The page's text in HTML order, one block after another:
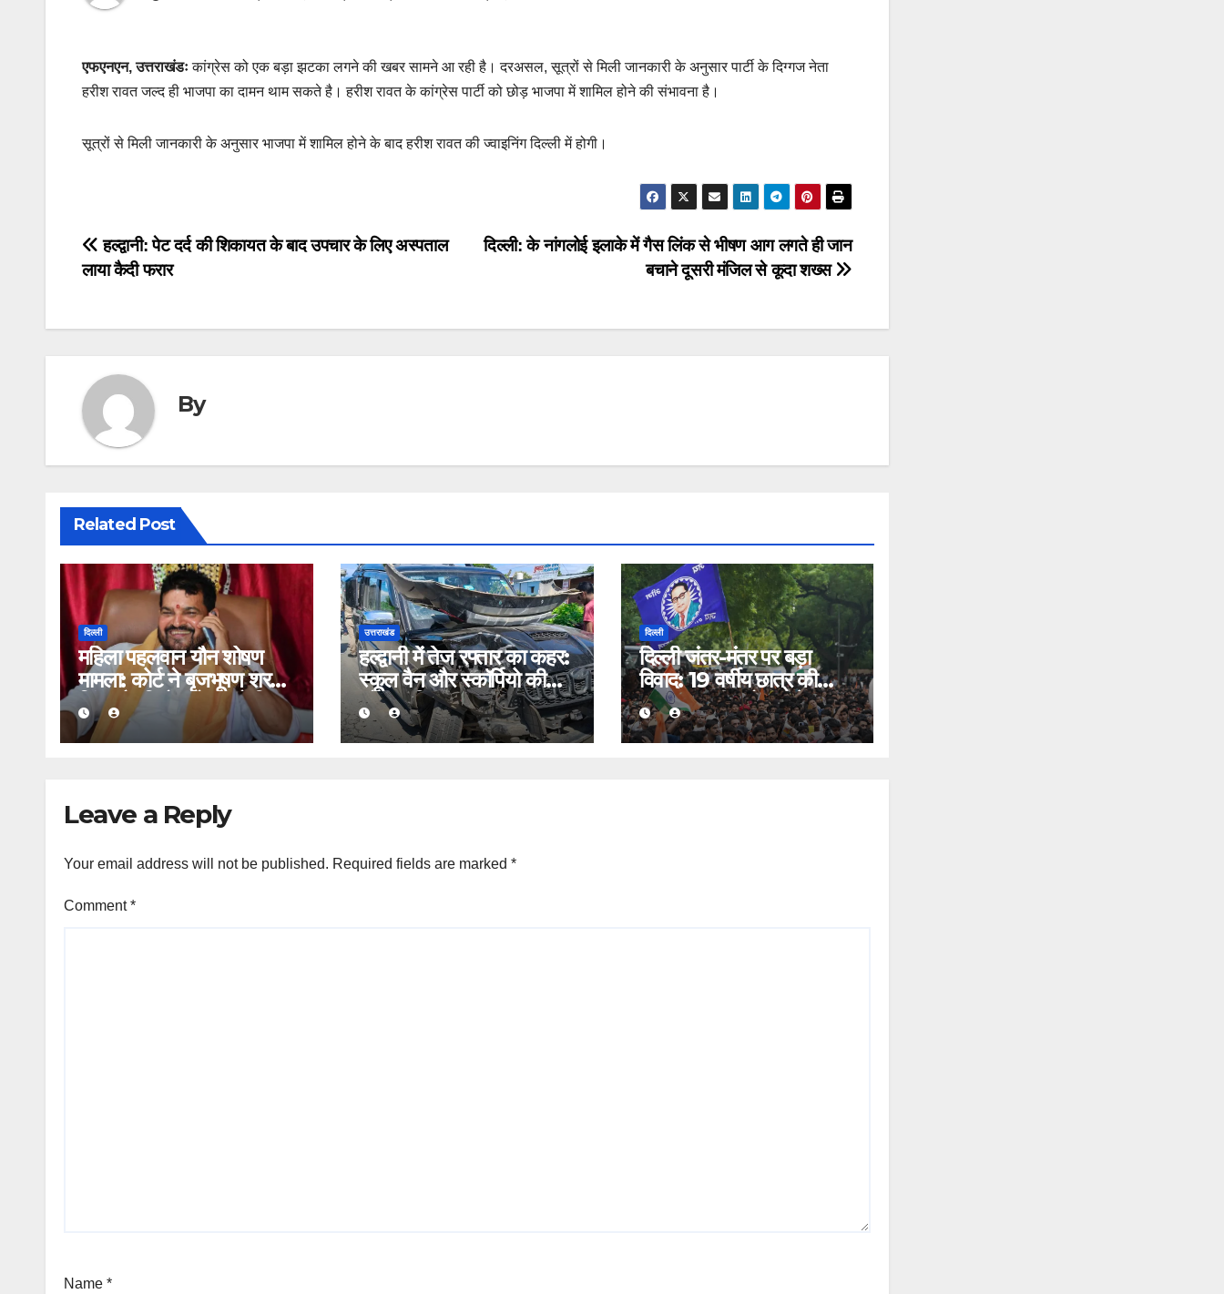
एफएनएन, उत्तराखंडःकांग्रेस को एक बड़ा झटका लगने की खबर सामने आ रही है। दरअसल, सूत्रों से मिली जानकारी के अनुसार पार्टी के दिग्गज नेता
हरीश रावत जल्द ही भाजपा का दामन थाम सकते है। हरीश रावत के कांग्रेस पार्टी को छोड़ भाजपा में शामिल होने की संभावना है।
सूत्रों से मिली जानकारी के अनुसार भाजपा में शामिल होने के बाद हरीश रावत की ज्वाइनिंग दिल्ली में होगी।
Post
navigation
दिल्ली: के नांगलोई इलाके में गैस लिंक से भीषण आग लगते ही जान
बचाने दूसरी मंजिल से कूदा शख्स
हल्द्वानी: पेट दर्द की शिकायत के बाद उपचार के लिए अस्पताल
लाया कैदी फरार
By
Related Post
दिल्ली
महिला पहलवान यौन शोषण
मामला: कोर्ट ने बृजभूषण शरण
सिंह और विनोद तोमर को किया
बरी
उत्तराखंड
हल्द्वानी में तेज रफ्तार का कहर:
स्कूल वैन और स्कॉर्पियो की
जोरदार भिड़ंत, बड़ा हादसा टला
दिल्ली
दिल्ली जंतर-मंतर पर बड़ा
विवाद: 19 वर्षीय छात्र की
आंख पर गंभीर चोट, पैलेट गन
के आरोपों पर मचा बवाल
Leave a Reply
Your email address will not be published. Required fields are marked *
Comment*
Name *